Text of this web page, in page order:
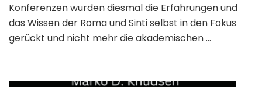
Konferenzen wurden diesmal die Erfahrungen und
das Wissen der Roma und Sinti selbst in den Fokus
gerückt und nicht mehr die akademischen …